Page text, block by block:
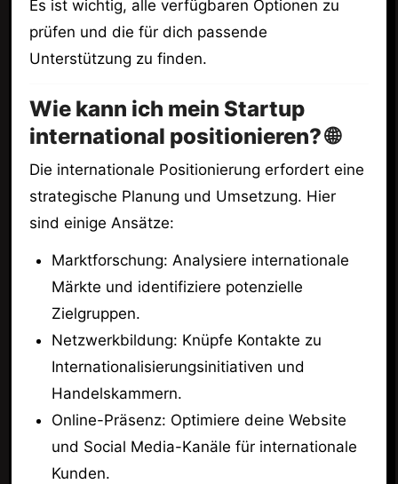
Es ist wichtig, alle verfügbaren Optionen zu
prüfen und die für dich passende
Unterstützung zu finden.
Wie kann ich mein Startup
international positionieren? 🌐
Die internationale Positionierung erfordert eine
strategische Planung und Umsetzung. Hier
sind einige Ansätze:
Marktforschung: Analysiere internationale
Märkte und identifiziere potenzielle
Zielgruppen.
Netzwerkbildung: Knüpfe Kontakte zu
Internationalisierungsinitiativen und
Handelskammern.
Online-Präsenz: Optimiere deine Website
und Social Media-Kanäle für internationale
Kunden.